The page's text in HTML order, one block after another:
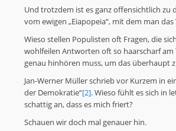
Und trotzdem ist es ganz offensichtlich zu
vom ewigen „Eiapopeia“, mit dem man
Wieso stellen Populisten oft Fragen, die
wohlfeilen Antworten oft so haarscharf
genau hinhören muss, um das überhaupt
Jan-Werner Müller schrieb vor Kurzem in
der Demokratie“[2]. Wieso fühlt es sich in
schattig an, dass es mich friert?
Schauen wir doch mal genauer hin.